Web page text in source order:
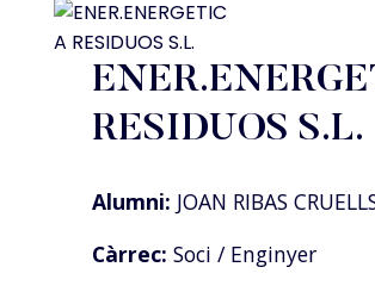
RESIDUOS S.L.
Alumni: JOAN RIBAS
Càrrec: Soci / Enginyer